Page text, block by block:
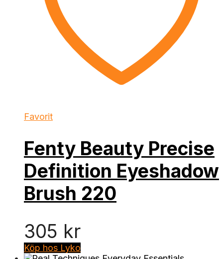
Favorit
Fenty Beauty Precise
Definition Eyeshadow
Brush 220
305 kr
Köp hos Lyko